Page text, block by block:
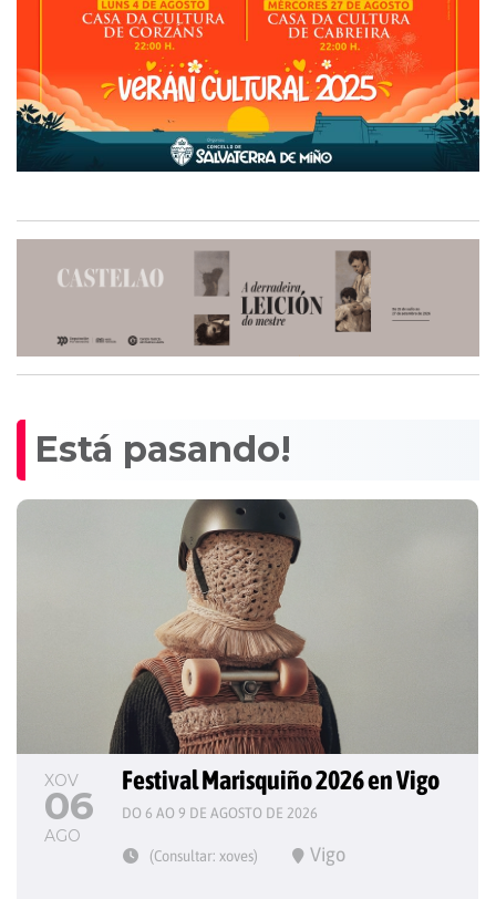
Está pasando!
XOV
06
AGO
Festival Marisquiño 2026 en Vigo
DO 6 AO 9 DE AGOSTO DE 2026
(Consultar: xoves) Vigo